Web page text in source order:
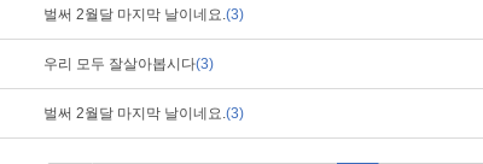
벌써 2월달 마지막 날이네요.(3)
우리 모두 잘살아봅시다(3)
벌써 2월달 마지막 날이네요.(3)